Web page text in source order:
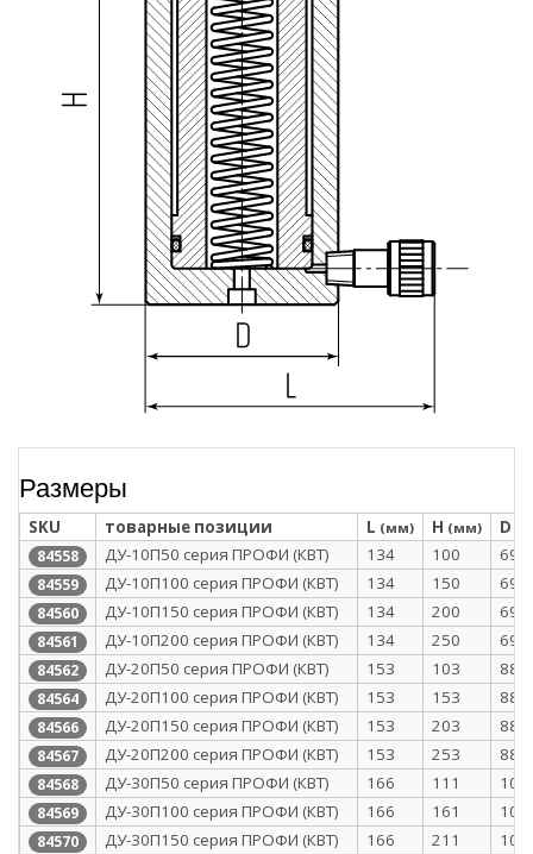
Размеры
SKU товарные позиции L (мм) H (мм) D
84558 ДУ-10П50 серия ПРОФИ (КВТ) 134 100 69
84559 ДУ-10П100 серия ПРОФИ (КВТ) 134 150 69
84560 ДУ-10П150 серия ПРОФИ (КВТ) 134 200 69
84561 ДУ-10П200 серия ПРОФИ (КВТ) 134 250 69
84562 ДУ-20П50 серия ПРОФИ (КВТ) 153 103 88
84564 ДУ-20П100 серия ПРОФИ (КВТ) 153 153 88
84566 ДУ-20П150 серия ПРОФИ (КВТ) 153 203 88
84567 ДУ-20П200 серия ПРОФИ (КВТ) 153 253 88
84568 ДУ-30П50 серия ПРОФИ (КВТ) 166 111 101
84569 ДУ-30П100 серия ПРОФИ (КВТ) 166 161 101
84570 ДУ-30П150 серия ПРОФИ (КВТ) 166 211 101